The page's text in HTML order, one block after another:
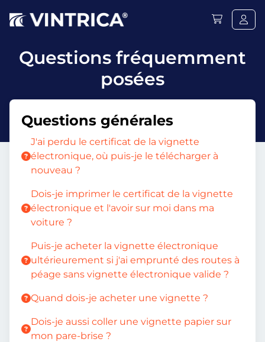
Questions fréquemment
posées
Questions générales
J'ai perdu le certificat de la vignette
électronique, où puis-je le télécharger à
nouveau ?
Dois-je imprimer le certificat de la vignette
électronique et l'avoir sur moi dans ma
voiture ?
Puis-je acheter la vignette électronique
ultérieurement si j'ai emprunté des routes à
péage sans vignette électronique valide ?
Quand dois-je acheter une vignette ?
Dois-je aussi coller une vignette papier sur
mon pare-brise ?